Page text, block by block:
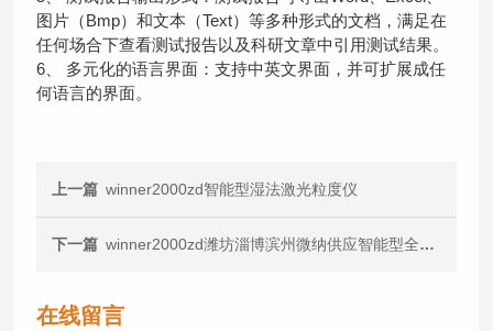
图片（Bmp）和文本（Text）等多种形式的文档，满足在
任何场合下查看测试报告以及科研文章中引用测试结果。
6、 多元化的语言界面：支持中英文界面，并可扩展成任
何语言的界面。
上一篇 winner2000zd智能型湿法激光粒度仪
下一篇 winner2000zd潍坊淄博滨州微纳供应智能型全自动湿法激光粒度分析仪
在线留言